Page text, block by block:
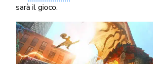
sarà il gioco.